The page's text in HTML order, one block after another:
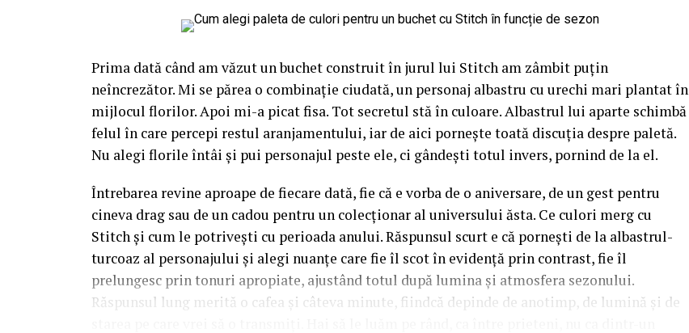
Prima dată când am văzut un buchet construit în jurul lui Stitch am zâmbit puțin
neîncrezător. Mi se părea o combinație ciudată, un personaj albastru cu urechi mari plantat în
mijlocul florilor. Apoi mi-a picat fisa. Tot secretul stă în culoare. Albastrul lui aparte schimbă
felul în care percepi restul aranjamentului, iar de aici pornește toată discuția despre paletă.
Nu alegi florile întâi și pui personajul peste ele, ci gândești totul invers, pornind de la el.
Întrebarea revine aproape de fiecare dată, fie că e vorba de o aniversare, de un gest pentru
cineva drag sau de un cadou pentru un colecționar al universului ăsta. Ce culori merg cu
Stitch și cum le potrivești cu perioada anului. Răspunsul scurt e că pornești de la albastrul-
turcoaz al personajului și alegi nuanțe care fie îl scot în evidență prin contrast, fie îl
prelungesc prin tonuri apropiate, ajustând totul după lumina și atmosfera sezonului.
Răspunsul lung merită o cafea și câteva minute, fiindcă depinde de anotimp, de lumină și de